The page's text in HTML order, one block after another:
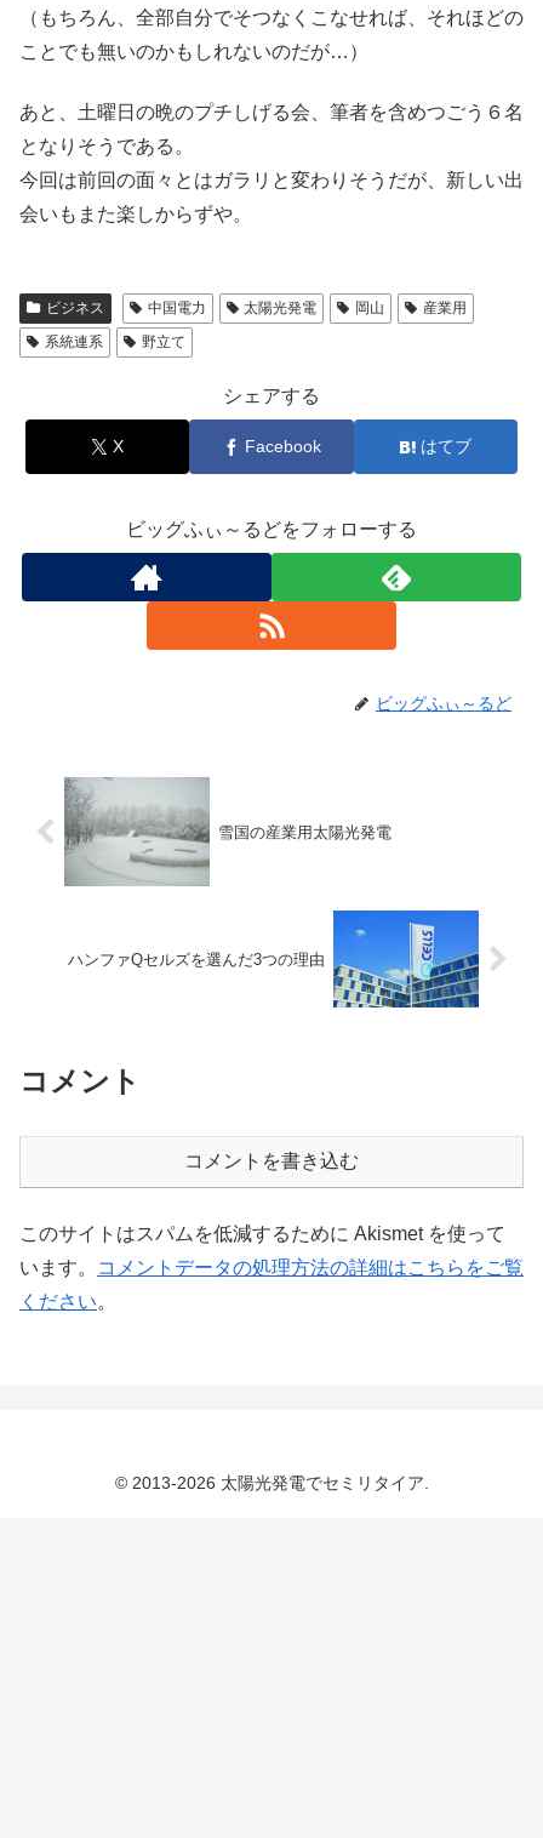
（もちろん、全部自分でそつなくこなせれば、それほどの
ことでも無いのかもしれないのだが…）
あと、土曜日の晩のプチしげる会、筆者を含めつごう６名
となりそうである。
今回は前回の面々とはガラリと変わりそうだが、新しい出
会いもまた楽しからずや。
ビジネス 中国電力 太陽光発電 岡山
産業用
系統連系
野立て
シェアする
X Facebook はてブ
ビッグふぃ～るどをフォローする
ビッグふぃ～るど
雪国の産業用太陽光発電
ハンファQセルズを選んだ3つの理由
コメント
コメントを書き込む
このサイトはスパムを低減するために Akismet を使って
います。
コメントデータの処理方法の詳細はこちらをご覧
ください。
© 2013-2026 太陽光発電でセミリタイア.